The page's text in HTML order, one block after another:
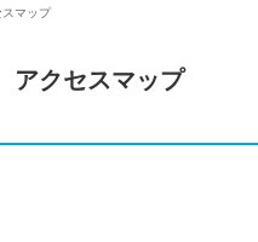
マップ
クセスマップ